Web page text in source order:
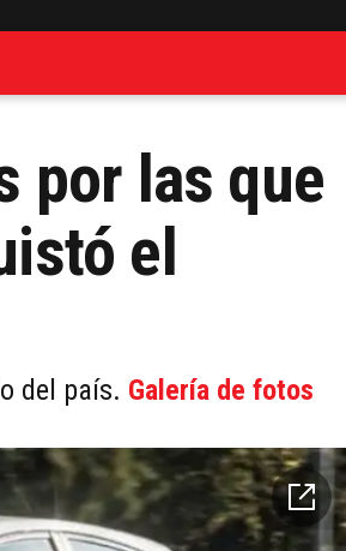
por las que
el
del país. Galería de fotos